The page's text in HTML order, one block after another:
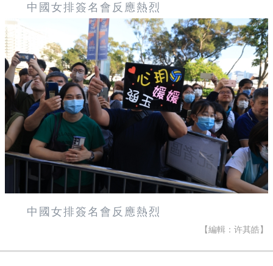
中國女排簽名會反應熱烈
中國女排簽名會反應熱烈
【編輯：许其皓】